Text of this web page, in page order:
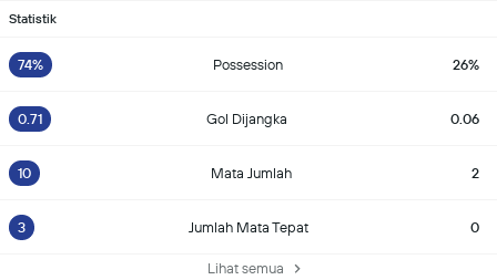
Statistik
74% Possession 26%
0.71 Gol Dijangka 0.06
10 Mata Jumlah 2
3 Jumlah Mata Tepat 0
Lihat semua